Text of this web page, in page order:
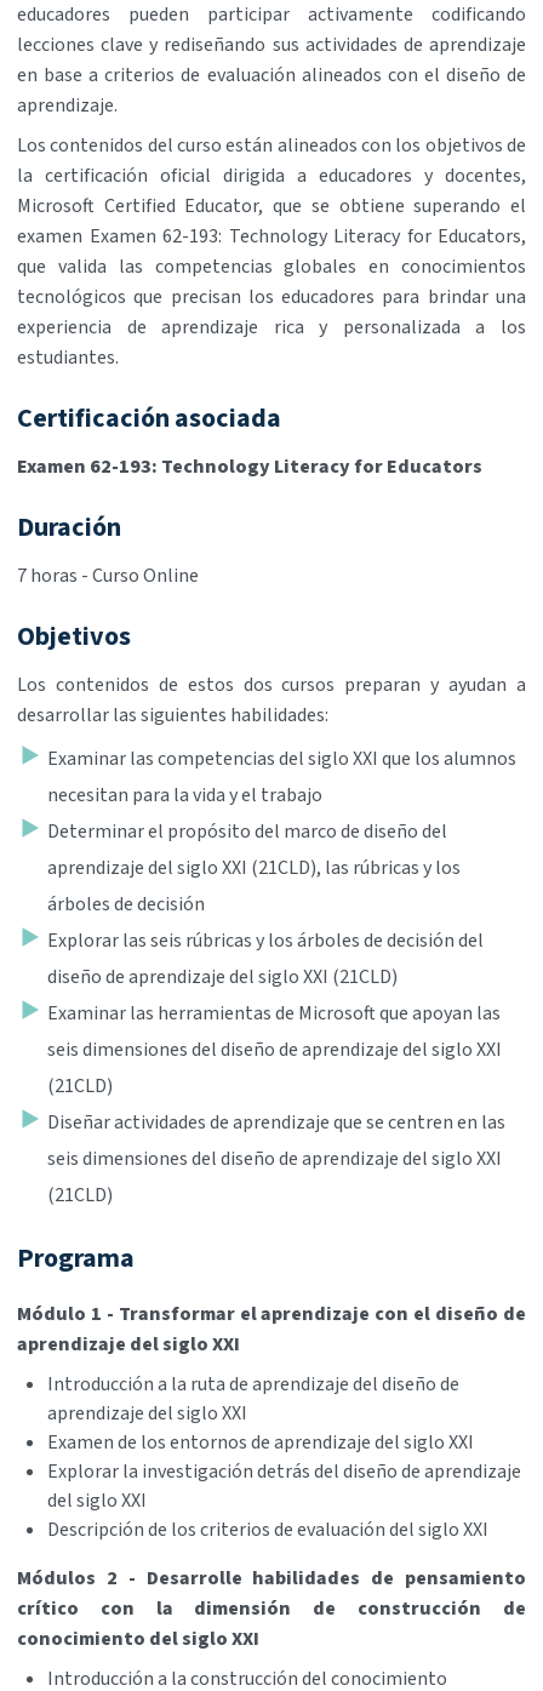
educadores pueden participar activamente codificando
lecciones clave y rediseñando sus actividades de aprendizaje
en base a criterios de evaluación alineados con el diseño de
aprendizaje.
Los contenidos del curso están alineados con los objetivos de
la certificación oficial dirigida a educadores y docentes,
Microsoft Certified Educator, que se obtiene superando el
examen Examen 62-193: Technology Literacy for Educators,
que valida las competencias globales en conocimientos
tecnológicos que precisan los educadores para brindar una
experiencia de aprendizaje rica y personalizada a los
estudiantes.
Certificación asociada
Examen 62-193: Technology Literacy for Educators
Duración
7 horas - Curso Online
Objetivos
Los contenidos de estos dos cursos preparan y ayudan a
desarrollar las siguientes habilidades:
Examinar las competencias del siglo XXI que los alumnos
necesitan para la vida y el trabajo
Determinar el propósito del marco de diseño del
aprendizaje del siglo XXI (21CLD), las rúbricas y los
árboles de decisión
Explorar las seis rúbricas y los árboles de decisión del
diseño de aprendizaje del siglo XXI (21CLD)
Examinar las herramientas de Microsoft que apoyan las
seis dimensiones del diseño de aprendizaje del siglo XXI
(21CLD)
Diseñar actividades de aprendizaje que se centren en las
seis dimensiones del diseño de aprendizaje del siglo XXI
(21CLD)
Programa
Módulo 1 - Transformar el aprendizaje con el diseño de
aprendizaje del siglo XXI
Introducción a la ruta de aprendizaje del diseño de
aprendizaje del siglo XXI
Examen de los entornos de aprendizaje del siglo XXI
Explorar la investigación detrás del diseño de aprendizaje
del siglo XXI
Descripción de los criterios de evaluación del siglo XXI
Módulos 2 - Desarrolle habilidades de pensamiento
crítico con la dimensión de construcción de
conocimiento del siglo XXI
Introducción a la construcción del conocimiento